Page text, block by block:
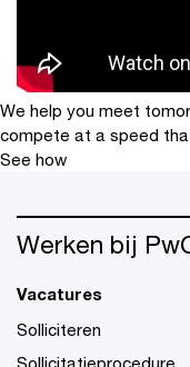
We help you meet
compete at a speed
See how
Werken bij
Vacatures
Solliciteren
Sollicitatieprocedure